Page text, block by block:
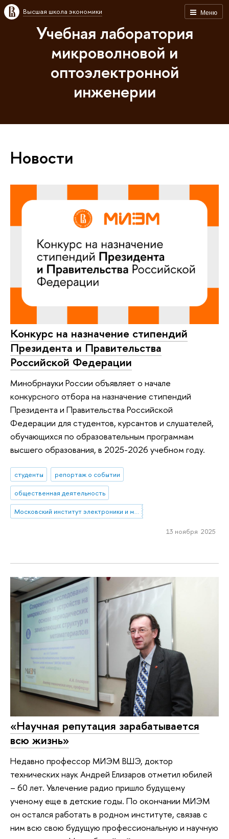
Меню
Высшая школа экономики
Учебная лаборатория
микроволновой и
оптоэлектронной
инженерии
Новости
Конкурс на назначение стипендий
Президента и Правительства
Российской Федерации
Минобрнауки России объявляет о начале
конкурсного отбора на назначение стипендий
Президента и Правительства Российской
Федерации для студентов, курсантов и слушателей,
обучающихся по образовательным программам
высшего образования, в 2025-2026 учебном году.
студенты
репортаж о событии
общественная деятельность
Московский институт электроники и математики им. А.Н. Тихонова
13 ноября 2025
«Научная репутация зарабатывается
всю жизнь»
Недавно профессор МИЭМ ВШЭ, доктор
технических наук Андрей Елизаров отметил юбилей
– 60 лет. Увлечение радио пришло будущему
ученому еще в детские годы. По окончании МИЭМ
он остался работать в родном институте, связав с
ним всю свою будущую профессиональную и научную